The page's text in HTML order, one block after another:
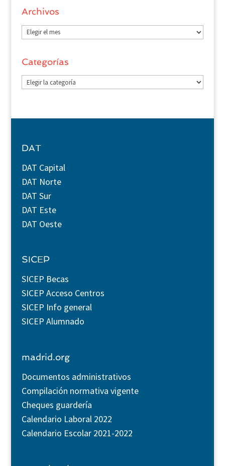
Archivos
Archivos
Categorías
Categorías
DAT
DAT Capital
DAT Norte
DAT Sur
DAT Este
DAT Oeste
SICEP
SICEP Becas
SICEP Acceso Centros
SICEP Info general
SICEP Alumnado
madrid.org
Documentos administrativos
Compilación normativa vigente
Cheques guardería
Calendario Laboral 2022
Calendario Escolar 2021-2022